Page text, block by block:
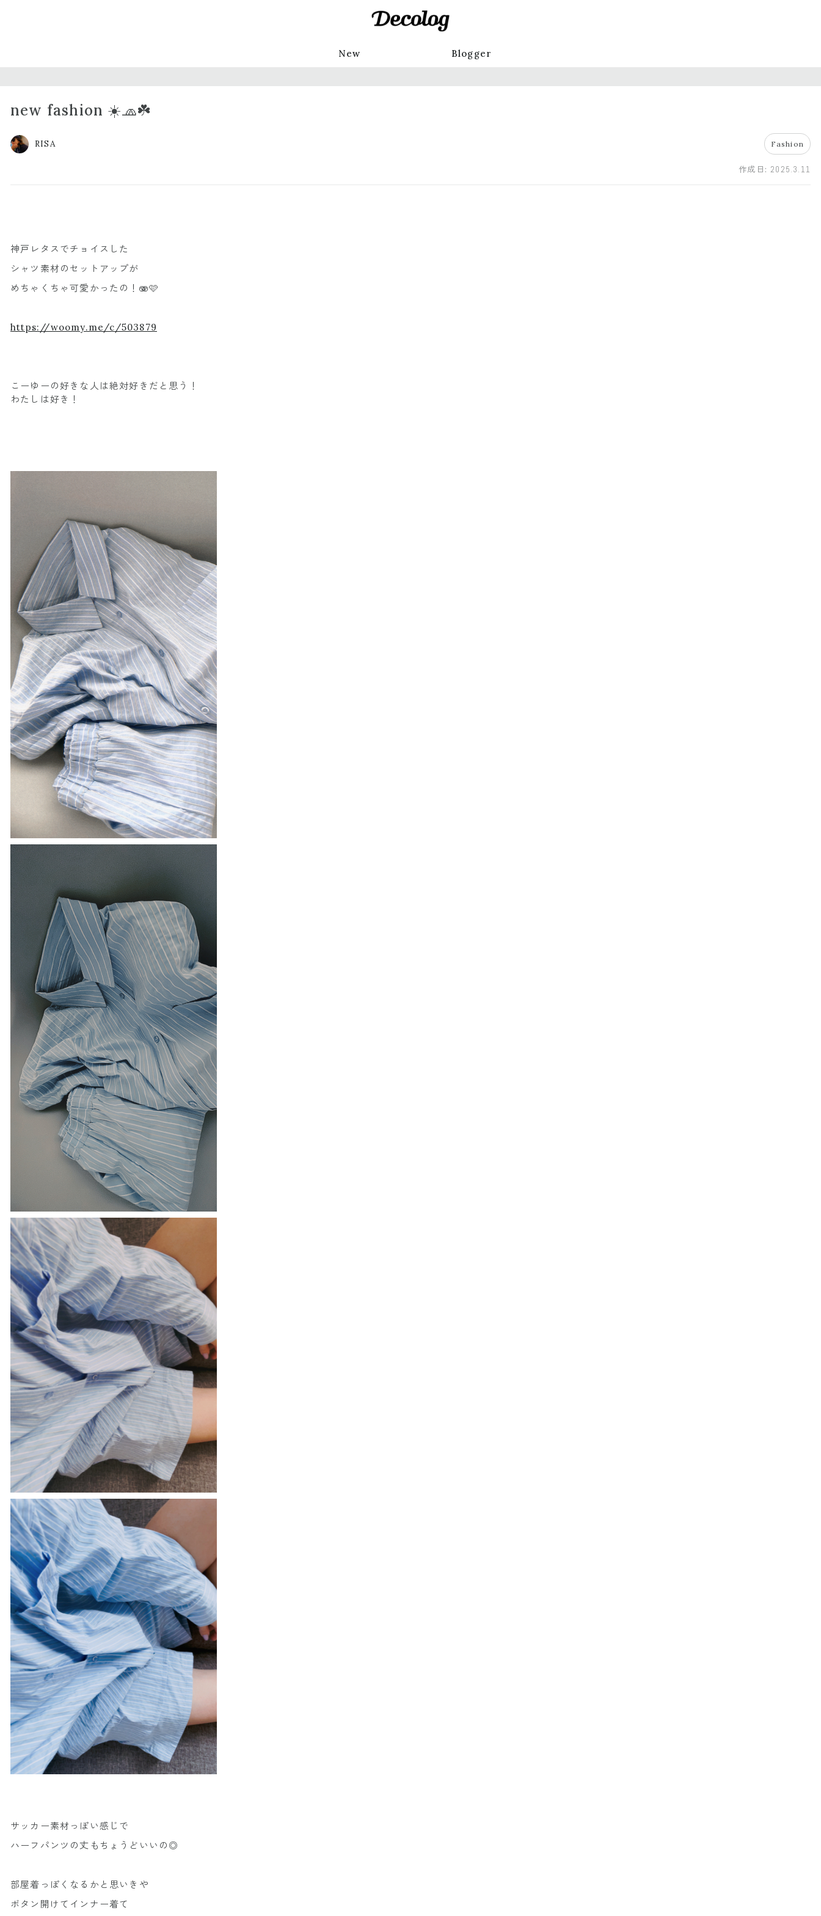
New Blogger
new fashion ☀️🧢☘️
RISA Fashion
作成日:2025.3.11
神戸レタスでチョイスした
シャツ素材のセットアップが
めちゃくちゃ可愛かったの！🫨🩷
https://woomy.me/c/503879
こーゆーの好きな人は絶対好きだと思う！
わたしは好き！
サッカー素材っぽい感じで
ハーフパンツの丈もちょうどいいの◎
部屋着っぽくなるかと思いきや
ボタン開けてインナー着て